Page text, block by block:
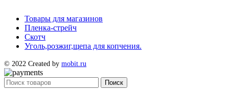
Товары для магазинов
Пленка-стрейч
Скотч
Уголь,розжиг,щепа для копчения.
© 2022 Created by mobit.ru
Поиск